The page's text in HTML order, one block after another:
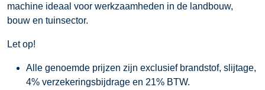
machine ideaal voor werkzaamheden in de landbouw,
bouw en tuinsector.
Let op!
Alle genoemde prijzen zijn exclusief brandstof, slijtage,
4% verzekeringsbijdrage en 21% BTW.